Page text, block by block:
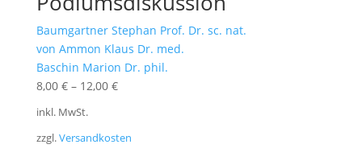
Baumgartner Stephan Prof. Dr. sc. nat.
von Ammon Klaus Dr. med.
Baschin Marion Dr. phil.
8,00 €– 12,00 €
inkl. MwSt.
zzgl.Versandkosten